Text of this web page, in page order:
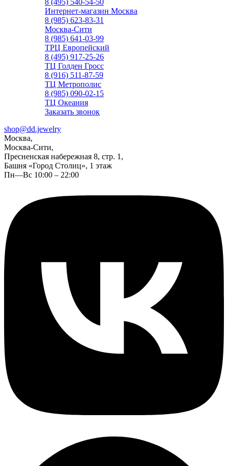
8 (495) 540-54-50
Интернет-магазин Москва
8 (985) 623-83-31
Москва-Сити
8 (985) 641-03-99
ТРЦ Европейский
8 (495) 917-25-26
ТЦ Голден Гросс
8 (916) 511-87-59
ТЦ Метрополис
8 (985) 090-02-15
ТЦ Океания
Заказать звонок
shop@dd.jewelry
Москва,
Москва-Сити,
Пресненская набережная 8, стр. 1,
Башня «Город Столиц», 1 этаж
Пн—Вс 10:00 – 22:00